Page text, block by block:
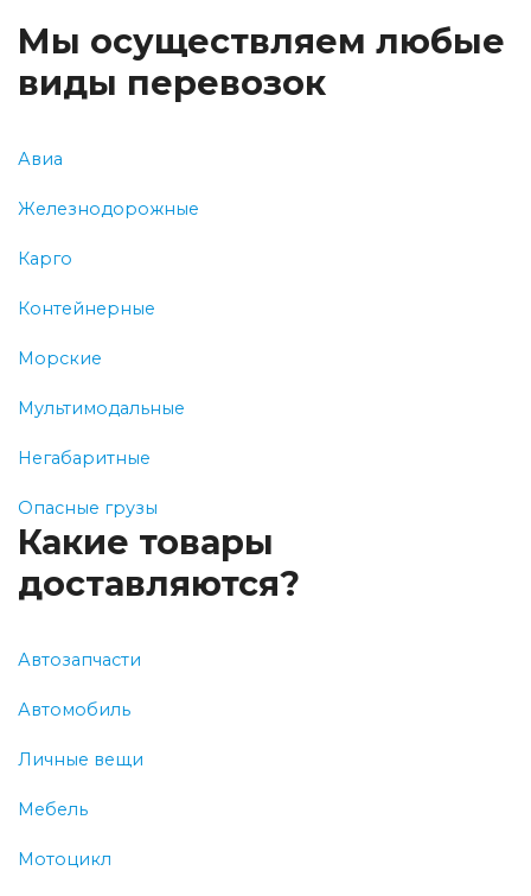
Мы осуществляем любые
виды перевозок
Авиа
Железнодорожные
Карго
Контейнерные
Морские
Мультимодальные
Негабаритные
Опасные грузы
Какие товары
доставляются?
Автозапчасти
Автомобиль
Личные вещи
Мебель
Мотоцикл